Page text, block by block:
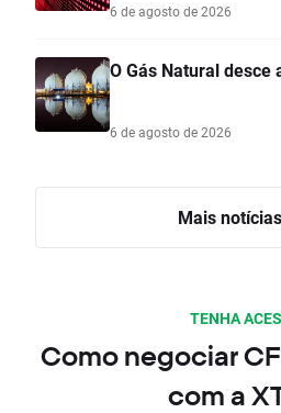
6 de agosto de 2026
O Gás Natural
6 de agosto de 2026
Mais notícias
TENHA
Como negociar
com a